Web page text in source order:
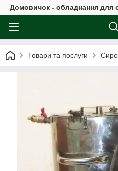
Домовичок - обладнання для
Товари та послуги